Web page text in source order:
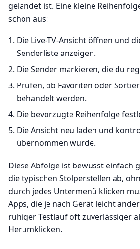
gelandet ist. Eine kleine
schon aus:
Die Live-TV-Ansicht öffnen und
Senderliste anzeigen.
Die Sender markieren, die du
Prüfen, ob Favoriten oder
behandelt werden.
Die bevorzugte Reihenfolge
Die Ansicht neu laden und
übernommen wurde.
Diese Abfolge ist bewusst einfach
die typischen Stolperstellen ab,
durch jedes Untermenü klicken
Apps, die je nach Gerät leicht
ruhiger Testlauf oft zuverlässiger
Herumklicken.